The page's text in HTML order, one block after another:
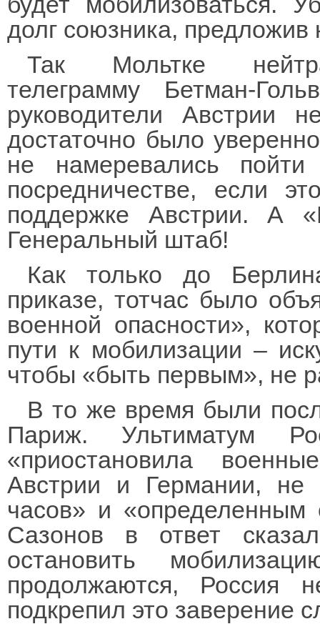
долг союзника,
Так Мольтке
телеграмму Бетман-
руководители Австрии
достаточно было
не намеревались
посредничестве, если
поддержке Австрии. А
Генеральный штаб!
Как только до
приказе, тотчас было
военной опасности»,
пути к мобилизации –
чтобы «быть первым», не
В то же время были
Париж. Ультиматум
«приостановила
Австрии и Германии, не
часов» и
Сазонов в ответ
остановить
продолжаются, Россия
подкрепил это заверение